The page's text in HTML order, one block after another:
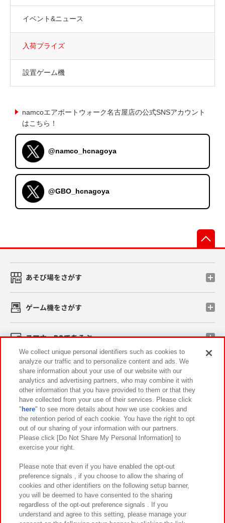
イベント&ニュース
入荷プライズ
設置ゲーム機
namcoエアポートウォーク名古屋店の公式SNSアカウント
はこちら！
@namco_hcnagoya
@GBO_hcnagoya
あそび場をさがす
ゲーム機をさがす
スマホ・PCであそぶ
イベント・キャンペーン
関連会社 サステナビリティ サイトポリシー
プライバシーポリシー ウェブアクセシビリティ方針と検証結果
お取引先さまとともに
カスタマーハラスメント対応方針 よくあるご質問・お問い合わせ
We collect unique personal identifiers such as cookies to
analyze our traffic and to personalize content and ads. We
share information about your use of our website with our
analytics and advertising partners, who may combine it with
other information that you have provided to them or that they
have collected from your use of their services. Please click
" here" to see more details about how we use cookies and
the retention period of each cookie. You have the right to opt
out of our sharing of your information with our partners.
Please click [Do Not Share My Personal Information] to
exercise your right.
Please note that even if you have enabled the opt-out
preference signals , if you choose to allow the sharing of
cookies and other identifiers on the following setup banner,
you will be deemed to have consented to the sharing
regardless of the opt-out preference signals . If you
understand and agree to this setting, please manage your